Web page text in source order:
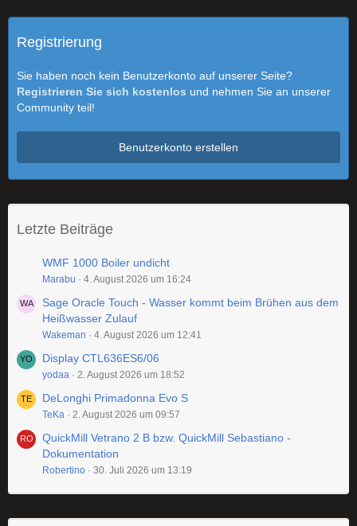
Registrierung
Sie haben noch kein Benutzerkonto auf unserer Seite?
Registrieren Sie sich kostenlos und nehmen Sie an unserer
Community teil!
Benutzerkonto erstellen
Letzte Beiträge
WMF 1000 Boiler undicht
Marabu 4. August 2026 um 16:24
Sage Oracle Touch - Wasser kommt beim Brühen aus dem
Heißwasser Zulauf
Wakeman 4. August 2026 um 12:41
Display CTL636ES6/06
yodaa 2. August 2026 um 18:52
DeLonghi Primadonna Evo S
TeKa 2. August 2026 um 09:57
QuickMill Vetrano 2 B bzw. QuickMill Sebastiano -
Dokumentation
Robertino 30. Juli 2026 um 13:19